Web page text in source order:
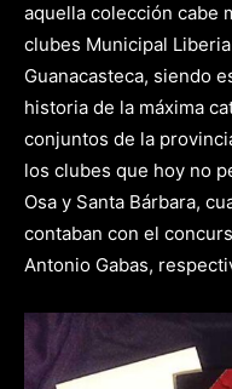
aquella colección cabe
clubes Municipal
Guanacasteca, siendo
historia de la máxima
conjuntos de la
los clubes que hoy no
Osa y Santa Bárbara,
contaban con el
Antonio Gabas,